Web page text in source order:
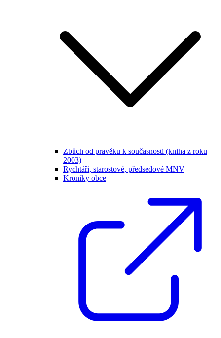
Zbůch od pravěku k současnosti (kniha z roku
2003)
Rychtáři, starostové, předsedové MNV
Kroniky obce